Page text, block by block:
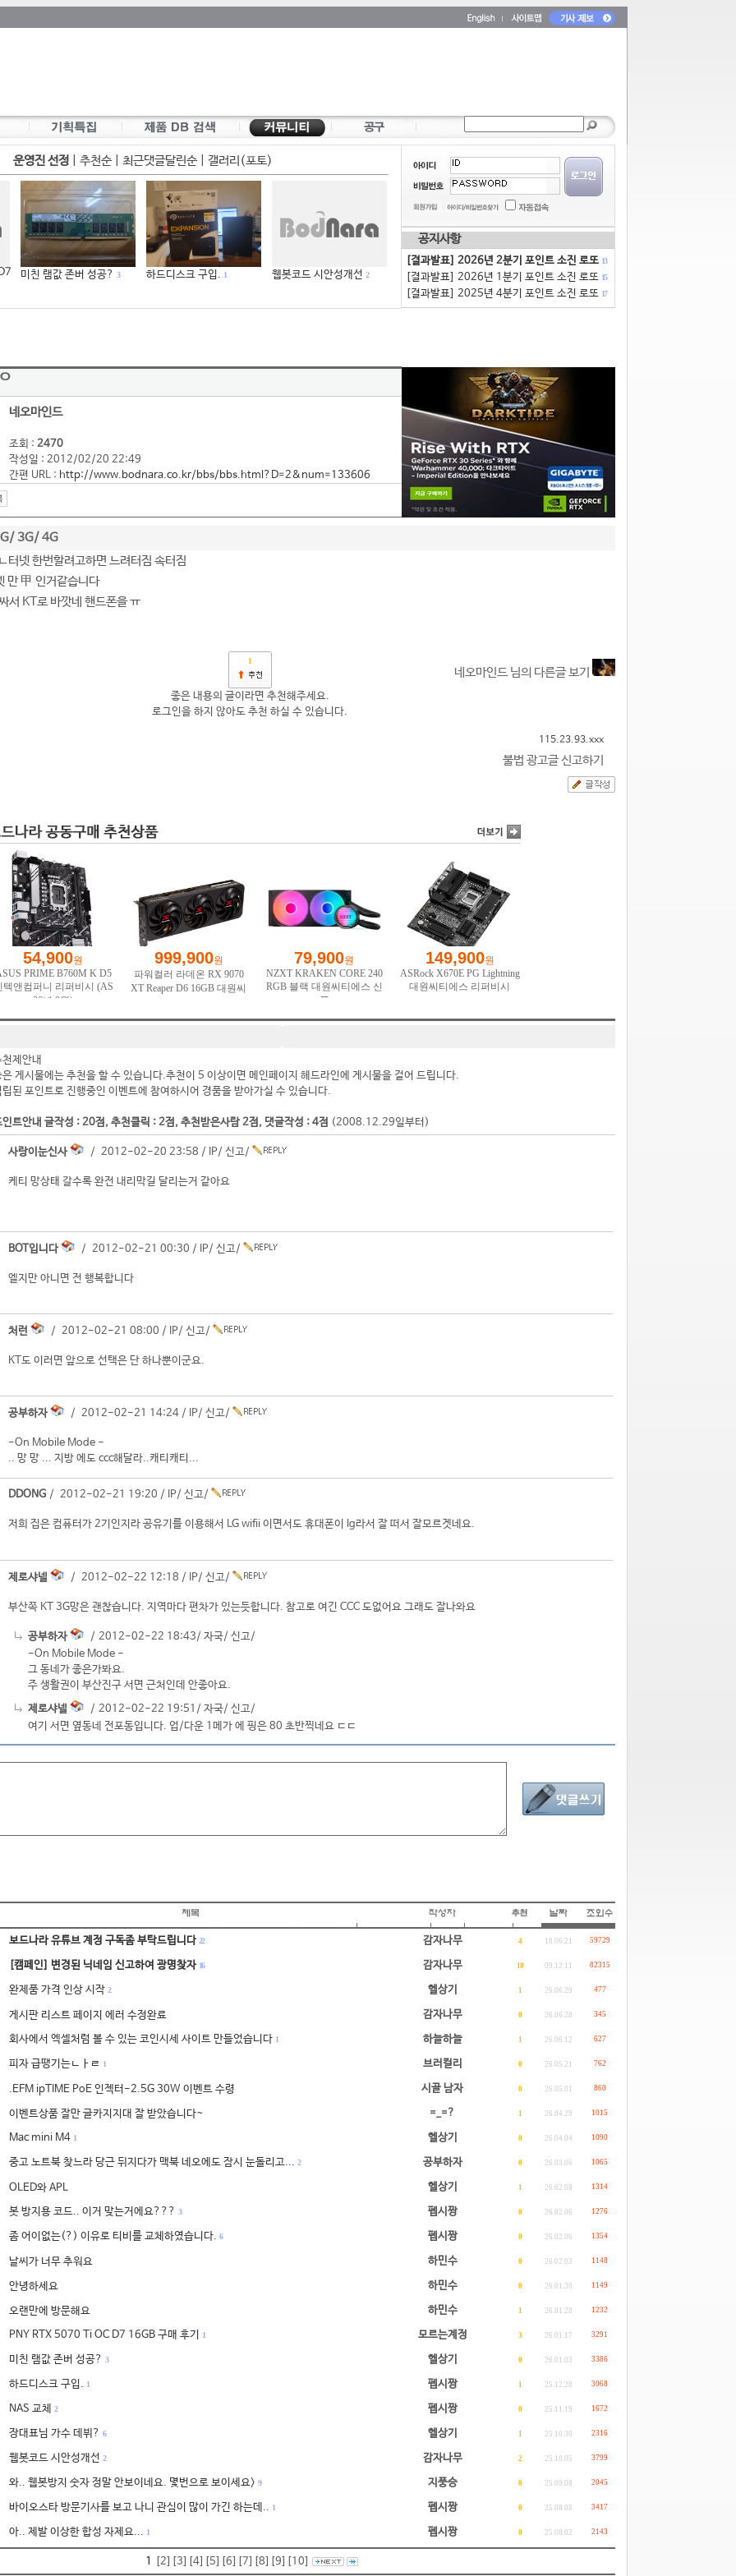
운영진 선정 추천순| 최근댓글달린순| 갤러리(포토)
미친 램값 존버 성공? 3 하드디스크 구입. 1 웹봇코드 시안성개선 2
공지사항
[결과발표] 2026년 2분기 포인트 소진 로또 13
[결과발표] 2026년 1분기 포인트 소진 로또 15
[결과발표] 2025년 4분기 포인트 소진 로또 17
네오마인드
조회 : 2470
작성일 : 2012/02/20 22:49
간편 URL : http://www.bodnara.co.kr/bbs/bbs.html?D=2&num=133606
3G/ 4G
터넷 한번할려고하면 느려터짐 속터짐
만 甲 인거같습니다
서 KT로 바깟네 핸드폰을 ㅠ
1
네오마인드 님의 다른글 보기
좋은 내용의 글이라면 추천해주세요.
로그인을 하지 않아도 추천 하실 수 있습니다.
115.23.93.xxx
불법 광고글 신고하기
천제안내
은 게시물에는 추천을 할 수 있습니다.추천이 5 이상이면 메인페이지 헤드라인에 게시물을 걸어 드립니다.
립된 포인트로 진행중인 이벤트에 참여하시어 경품을 받아가실 수 있습니다.
인트안내 글작성 : 20점, 추천클릭 : 2점, 추천받은사람 2점, 댓글작성 : 4점 (2008.12.29일부터)
사랑이눈신사 / 2012-02-20 23:58 / IP/ 신고/
케티 망상태 갈수록 완전 내리막길 달리는거 같아요
BOT입니다 / 2012-02-21 00:30 / IP/ 신고/
엘지만 아니면 전 행복합니다
처런 / 2012-02-21 08:00 / IP/ 신고/
KT도 이러면 앞으로 선택은 단 하나뿐이군요.
공부하자 / 2012-02-21 14:24 / IP/ 신고/
-On Mobile Mode -
.. 망 망 ... 지방 에도 ccc해달라..캐티캐티...
DDONG / 2012-02-21 19:20 / IP/ 신고/
저희 집은 컴퓨터가 2기인지라 공유기를 이용해서 LG wifii 이면서도 휴대폰이 lg라서 잘 떠서 잘모르겟네요.
제로샤넬 / 2012-02-22 12:18 / IP/ 신고/
부산쪽 KT 3G망은 괜찮습니다. 지역마다 편차가 있는듯합니다. 참고로 여긴 CCC 도없어요 그래도 잘나와요
공부하자 / 2012-02-22 18:43/ 자국/ 신고/
-On Mobile Mode -
그 동네가 좋은가봐요.
주 생활권이 부산진구 서면 근처인데 안좋아요.
제로샤넬
/ 2012-02-22 19:51/ 자국/ 신고/
여기 서면 옆동네 전포동입니다. 업/다운 1메가 에 핑은 80 초반찍네요 ㄷㄷ
보드나라 유튜브 계정 구독좀 부탁드립니다 22 감자나무 4 18.06.21 59729
[캠페인] 변경된 닉네임 신고하여 광명찾자 16 감자나무 10 09.12.11 82315
완제품 가격 인상 시작 2 헬상기 1 26.06.29 477
게시판 리스트 페이지 에러 수정완료 감자나무 0 26.06.28 345
회사에서 엑셀처럼 볼 수 있는 코인시세 사이트 만들었습니다 1 하늘하늘 1 26.06.12 627
피자 급땡기는ㄴㅏㄹ 1 브러컬리 0 26.05.21 762
.EFM ipTIME PoE 인젝터-2.5G 30W 이벤트 수령 시골 남자 0 26.05.01 860
이벤트상품 잘만 글카지지대 잘 받았습니다~ =_=? 1 26.04.29 1015
Mac mini M4 1 헬상기 0 26.04.04 1090
중고 노트북 찾느라 당근 뒤지다가 맥북 네오에도 잠시 눈돌리고... 2 공부하자 0 26.03.06 1065
OLED와 APL 헬상기 1 26.02.08 1314
봇 방지용 코드.. 이거 맞는거에요??? 3 펩시짱 0 26.02.06 1276
좀 어이없는(?) 이유로 티비를 교체하였습니다. 6 펩시짱 0 26.02.06 1354
날씨가 너무 추워요 하민수 0 26.02.03 1148
안녕하세요 하민수 0 26.01.30 1149
오랜만에 방문해요 하민수 1 26.01.28 1232
PNY RTX 5070 Ti OC D7 16GB 구매 후기 1 모르는계정 3 26.01.17 3291
미친 램값 존버 성공? 3 헬상기 0 26.01.03 3386
하드디스크 구입. 1 펩시짱 1 25.12.28 3068
NAS 교체 2 펩시짱 0 25.11.19 1672
장대표님 가수 데뷔? 6 헬상기 1 25.10.30 2316
웹봇코드 시안성개선 2 감자나무 2 25.10.05 3799
와.. 웹봇방지 숫자 정말 안보이네요. 몇번으로 보이세요> 9 지풍승 0 25.09.08 2045
바이오스타 방문기사를 보고 나니 관심이 많이 가긴 하는데.. 1 펩시짱 0 25.08.08 3417
아.. 제발 이상한 합성 자제요... 1 펩시짱 0 25.08.02 2143
1 [2] [3] [4] [5] [6] [7] [8] [9] [10]